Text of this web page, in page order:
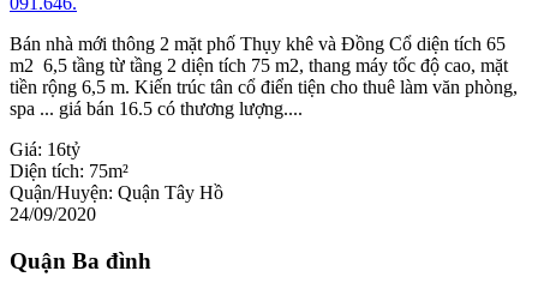
Bán nhà mới thông 2 mặt phố Thụy khê và Đồng Cổ diện tích 65
m2 6,5 tầng từ tầng 2 diện tích 75 m2, thang máy tốc độ cao, mặt
tiền rộng 6,5 m. Kiến trúc tân cổ điển tiện cho thuê làm văn phòng,
spa ... giá bán 16.5 có thương lượng....
Giá: 16tỷ
Diện tích: 75m²
Quận/Huyện: Quận Tây Hồ
24/09/2020
Quận Ba đình